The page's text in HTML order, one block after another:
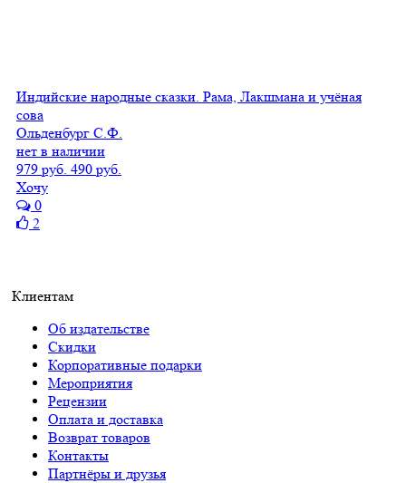
Индийские народные сказки. Рама, Лакшмана и учёная
сова
Ольденбург С.Ф.
нет в наличии
979 руб. 490 руб.
Хочу
0
2
Клиентам
Об издательстве
Скидки
Корпоративные подарки
Мероприятия
Рецензии
Оплата и доставка
Возврат товаров
Контакты
Партнёры и друзья